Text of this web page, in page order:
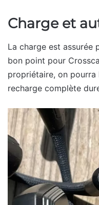
Charge et
La charge est assurée
bon point pour
propriétaire, on
recharge complète